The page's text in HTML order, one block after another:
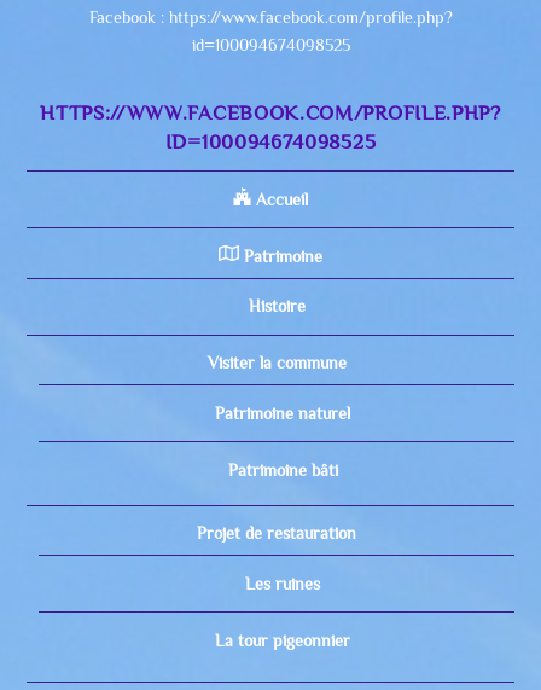
Facebook : https://www.facebook.com/profile.php?
id=100094674098525
HTTPS://WWW.FACEBOOK.COM/PROFILE.PHP?
ID=100094674098525
Accueil
Patrimoine
Histoire
Visiter la commune
Patrimoine naturel
Patrimoine bâti
Projet de restauration
Les ruines
La tour pigeonnier